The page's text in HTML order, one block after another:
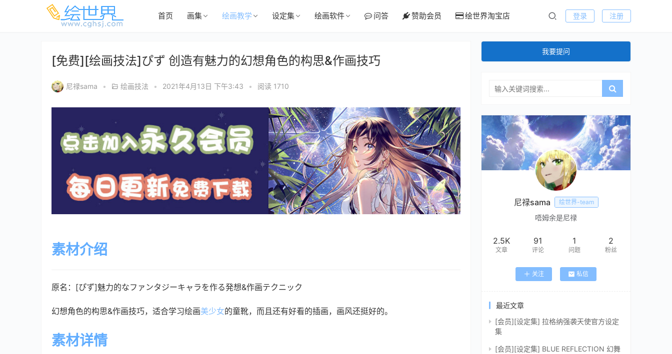
首页 画集 绘画教学 设定集 绘画软件 问答 赞助会员 绘世界淘宝店 登录 注册
[免费][绘画技法]ぴず 创造有魅力的幻想角色的构思&作画技巧
尼禄sama • 绘画技法 • 2021年4月13日 下午3:43 • 阅读 1710
素材介绍
原名：[ぴず]魅力的なファンタジーキャラを作る発想&作画テクニック
幻想角色的构思&作画技巧，适合学习绘画美少女的童靴，而且还有好看的插画，画风还挺好的。
素材详情
我要提问
尼禄sama 绘世界-team
唔姆余是尼禄
2.5K
文章
91
评论
1
问题
2
粉丝
关注 私信
最近文章
[会员][设定集] 拉格纳强袭天使官方设定
集
[会员][设定集] BLUE REFLECTION 幻舞